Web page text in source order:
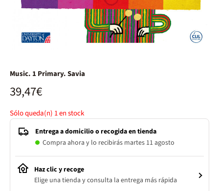
Music. 1 Primary. Savia
39,47€
Sólo queda(n) 1en stock
Entrega a domicilio o recogida en tienda
Compra ahora y lo recibirás martes 11 agosto
Haz clic y recoge
Elige una tienda y consulta la entrega más rápida